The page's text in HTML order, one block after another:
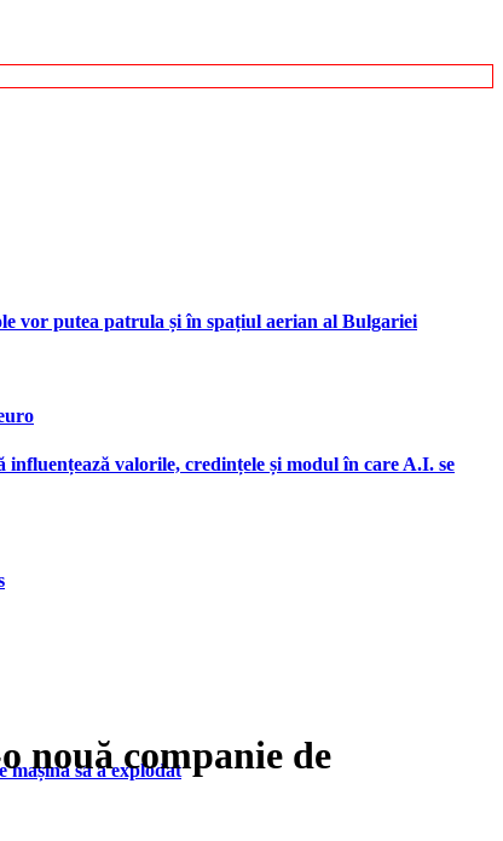
vor putea patrula și în spațiul aerian al Bulgariei
valorile, credințele și modul în care A.I. se
sa a explodat
nouă companie de